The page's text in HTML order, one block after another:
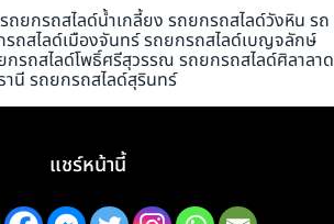
ถยกรถสไลด์น้ำเกลี้ยง รถยกรถสไลด์วังหิน รถ
ถสไลด์เมืองจันทร์ รถยกรถสไลด์เบญจลักษ์
รถสไลด์โพธิ์ศรีสุวรรณ รถยกรถสไลด์ศิลาลาด
นี รถยกรถสไลด์สุรินทร์
แชร์หน้านี้